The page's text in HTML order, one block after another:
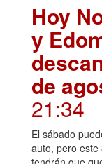
Hoy
y
de
21:34
El sábado
auto, pero